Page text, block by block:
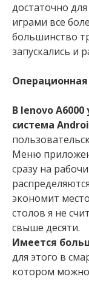
достаточно
играми все
большинство
запускались и
В lenovo
система
Меню
сразу на
экономит
столов я не
свыше десяти.
Имеется
для этого в
котором